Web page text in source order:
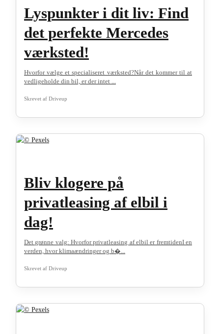
Lyspunkter i dit liv: Find
det perfekte Mercedes
værksted!
Hvorfor vælge et specialiseret værksted?Når det kommer til at
vedligeholde din bil, er der intet ...
Skrevet af Driveup
Bliv klogere på
privatleasing af elbil i
dag!
Det grønne valg: Hvorfor privatleasing af elbil er fremtidenI en
verden, hvor klimaændringer og b�...
Skrevet af Driveup